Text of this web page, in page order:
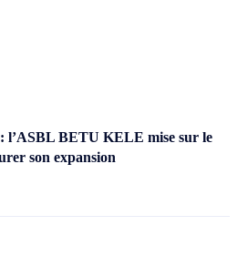
: l’ASBL BETU KELE mise sur le
son expansion